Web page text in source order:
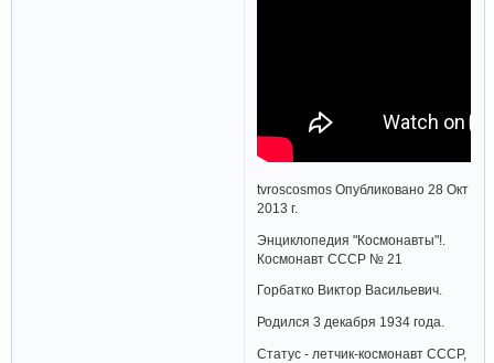
tvroscosmos Опубликовано 28 Окт
2013 г.
Энциклопедия "Космонавты"!.
Космонавт СССР № 21
Горбатко Виктор Васильевич.
Родился 3 декабря 1934 года.
Статус - летчик-космонавт СССР,